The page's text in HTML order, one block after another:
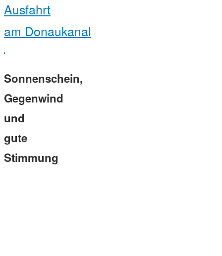
Ausfahrt
am Donaukanal
Sonnenschein,
Gegenwind
und
gute
Stimmung